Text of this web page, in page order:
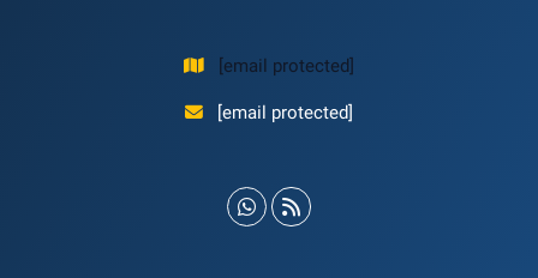
[email protected]
[email protected]